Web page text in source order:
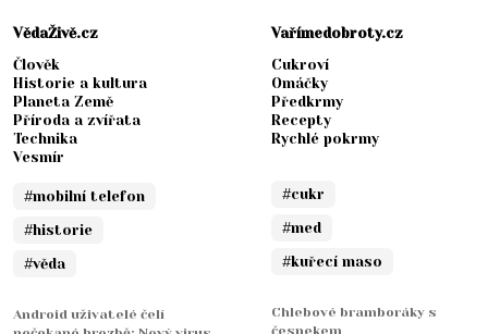
VědaŽivě.cz
Člověk
Historie a kultura
Planeta Země
Příroda a zvířata
Technika
Vesmír
#mobilní telefon
#historie
#věda
Android uživatelé čelí
Vařímedobroty.cz
Cukroví
Omáčky
Předkrmy
Recepty
Rychlé pokrmy
#cukr
#med
#kuřecí maso
Chlebové bramboráky s